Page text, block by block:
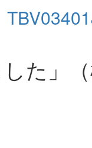
た」